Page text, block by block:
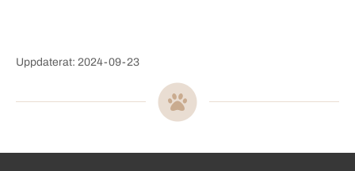
Uppdaterat: 2024-09-23